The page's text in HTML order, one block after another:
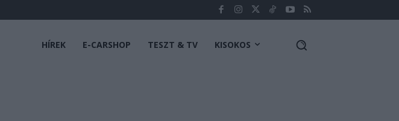
HÍREK E-CARSHOP TESZT & TV KISOKOS